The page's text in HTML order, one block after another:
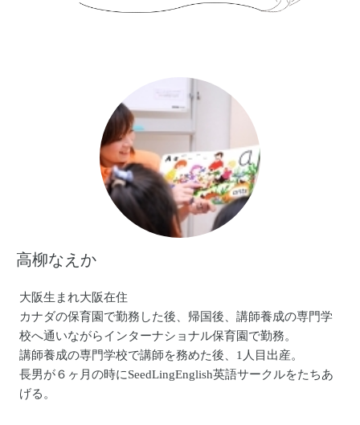
高柳なえか
大阪生まれ大阪在住
カナダの保育園で勤務した後、帰国後、講師養成の専門学
校へ通いながらインターナショナル保育園で勤務。
講師養成の専門学校で講師を務めた後、1人目出産。
長男が６ヶ月の時にSeedLingEnglish英語サークルをたちあ
げる。